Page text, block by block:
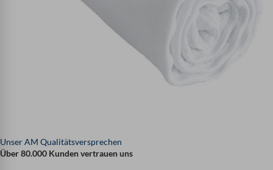
Unser AM Qualitätsversprechen
Über 80.000 Kunden vertrauen uns